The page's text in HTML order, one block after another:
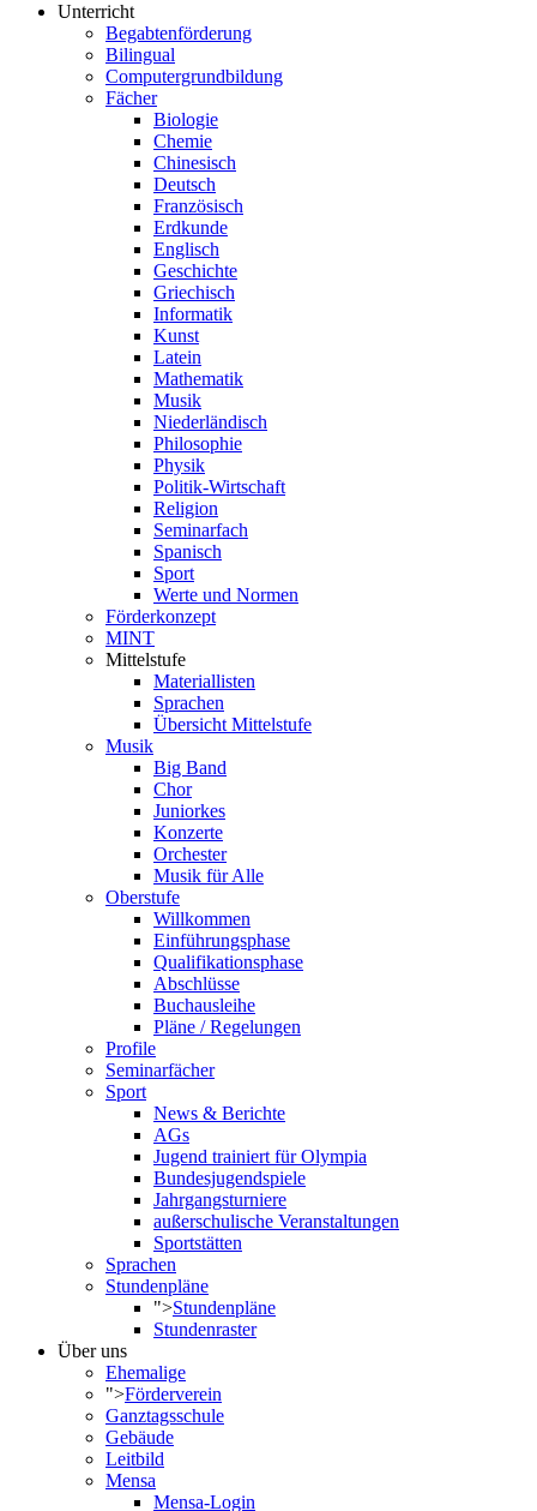
Unterricht
Begabtenförderung
Bilingual
Computergrundbildung
Fächer
Biologie
Chemie
Chinesisch
Deutsch
Französisch
Erdkunde
Englisch
Geschichte
Griechisch
Informatik
Kunst
Latein
Mathematik
Musik
Niederländisch
Philosophie
Physik
Politik-Wirtschaft
Religion
Seminarfach
Spanisch
Sport
Werte und Normen
Förderkonzept
MINT
Mittelstufe
Materiallisten
Sprachen
Übersicht Mittelstufe
Musik
Big Band
Chor
Juniorkes
Konzerte
Orchester
Musik für Alle
Oberstufe
Willkommen
Einführungsphase
Qualifikationsphase
Abschlüsse
Buchausleihe
Pläne / Regelungen
Profile
Seminarfächer
Sport
News & Berichte
AGs
Jugend trainiert für Olympia
Bundesjugendspiele
Jahrgangsturniere
außerschulische Veranstaltungen
Sportstätten
Sprachen
Stundenpläne
">Stundenpläne
Stundenraster
Über uns
Ehemalige
">Förderverein
Ganztagsschule
Gebäude
Leitbild
Mensa
Mensa-Login